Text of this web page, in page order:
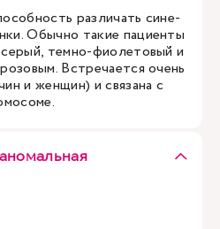
различать сине-
Обычно такие пациенты
темно-фиолетовый и
Встречается очень
и женщин) и связана с